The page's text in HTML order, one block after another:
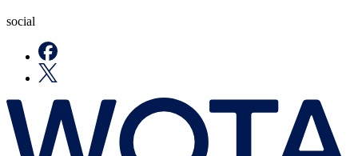
social